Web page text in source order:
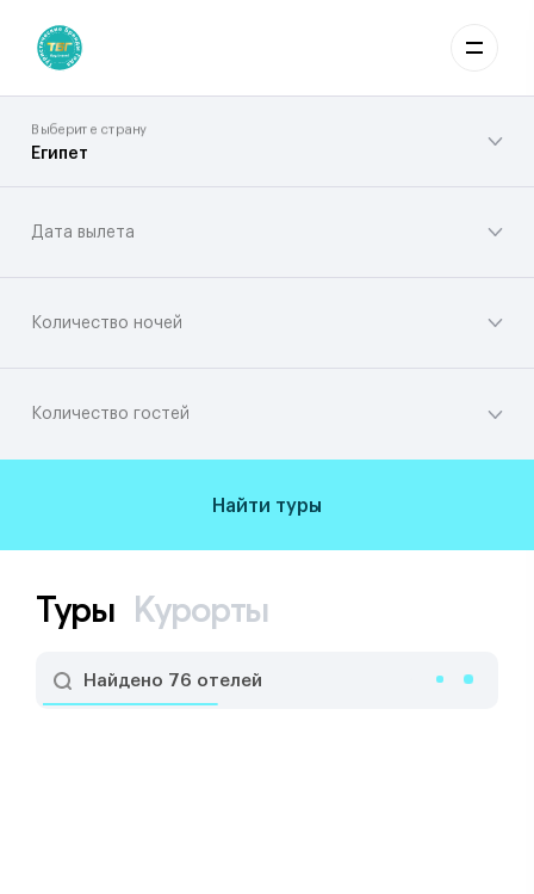
Египет
Выберите страну
Дата вылета
Количество ночей
Количество гостей
Найти туры
Туры Курорты
Найдено 76 отелей